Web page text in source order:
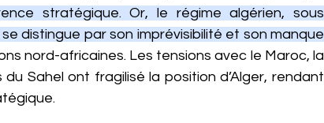
stratégique. Or, le régime algérien, sous
distingue par son imprévisibilité et son manque
nord-africaines. Les tensions avec le Maroc, la
Sahel ont fragilisé la position d’Alger, rendant